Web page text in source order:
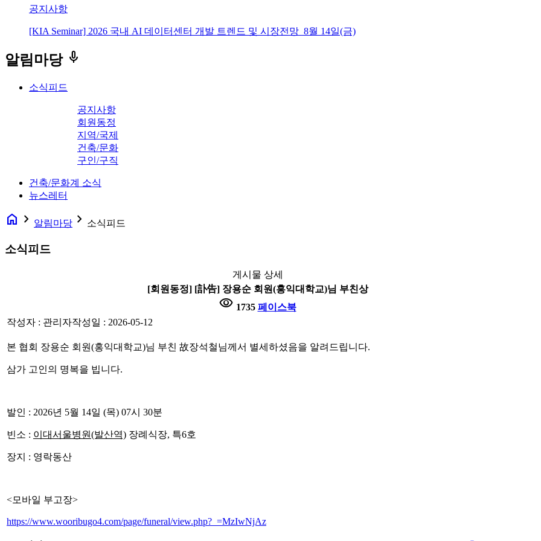
공지사항
[KIA Seminar] 2026 국내 AI 데이터센터 개발 트렌드 및 시장전망_8월 14일(금)
알림마당 keyboard_voice
소식피드
공지사항
회원동정
지역/국제
건축/문화
구인/구직
건축/문화계 소식
뉴스레터
home navigate_next 알림마당 navigate_next 소식피드
소식피드
게시물 상세
[회원동정] [訃告] 장용순 회원(홍익대학교)님 부친상
visibility 1735 페이스북
작성자 : 관리자작성일 : 2026-05-12
본 협회 장용순 회원(홍익대학교)님 부친 故장석철님께서 별세하셨음을 알려드립니다.
삼가 고인의 명복을 빕니다.
발인 : 2026년 5월 14일 (목) 07시 30분
빈소 : 이대서울병원(발산역) 장례식장, 특6호
장지 : 영락동산
<모바일 부고장>
https://www.wooribugo4.com/page/funeral/view.php?_=MzIwNjAz